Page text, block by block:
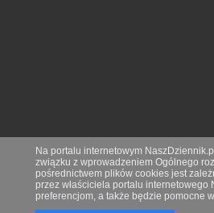
Na portalu internetowym
związku z wprowadzeniem Ogólnego
pośrednictwem plików cookies jest
przez właściciela portalu
preferencjom, a także będzie pomocne